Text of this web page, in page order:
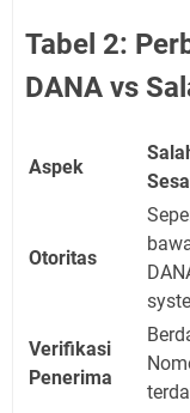
Tabel 2:
DANA vs
Aspek
Otoritas
Verifikasi
Penerima